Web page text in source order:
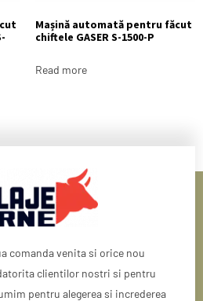
Mașină automată pentru făcut
chiftele GASER S-1500-P
Read more
comanda venita si orice nou
clientilor nostri si pentru
pentru alegerea si increderea